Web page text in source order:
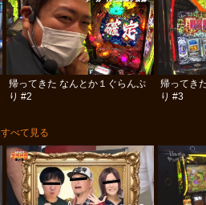
帰ってきた なんとか１ぐらんぷ
り #2
帰ってき
り #3
すべて見る